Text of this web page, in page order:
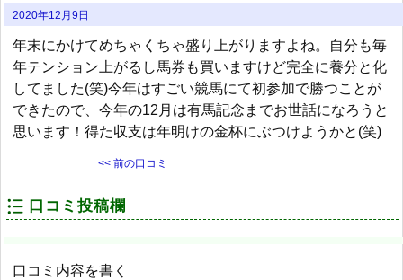
2020年12月9日
年末にかけてめちゃくちゃ盛り上がりますよね。自分も毎
年テンション上がるし馬券も買いますけど完全に養分と化
してました(笑)今年はすごい競馬にて初参加で勝つことが
できたので、今年の12月は有馬記念までお世話になろうと
思います！得た収支は年明けの金杯にぶつけようかと(笑)
<< 前の口コミ
口コミ投稿欄
口コミ内容を書く